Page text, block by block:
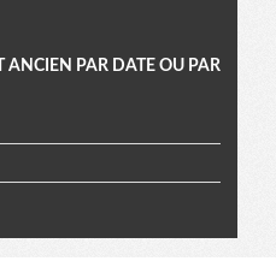
ANCIEN PAR DATE OU PAR